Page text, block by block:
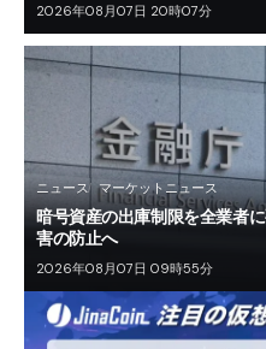
2026年08月07日 20時07分
ニュース マーケットニュース
暗号資産の出庫制限を全業者
害の防止へ
2026年08月07日 09時55分